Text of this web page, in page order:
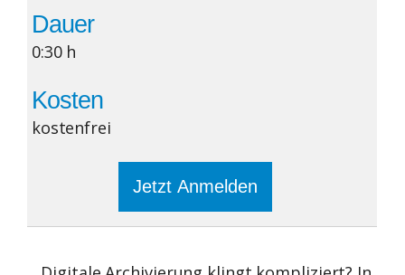
Dauer
0:30 h
Kosten
kostenfrei
Jetzt Anmelden